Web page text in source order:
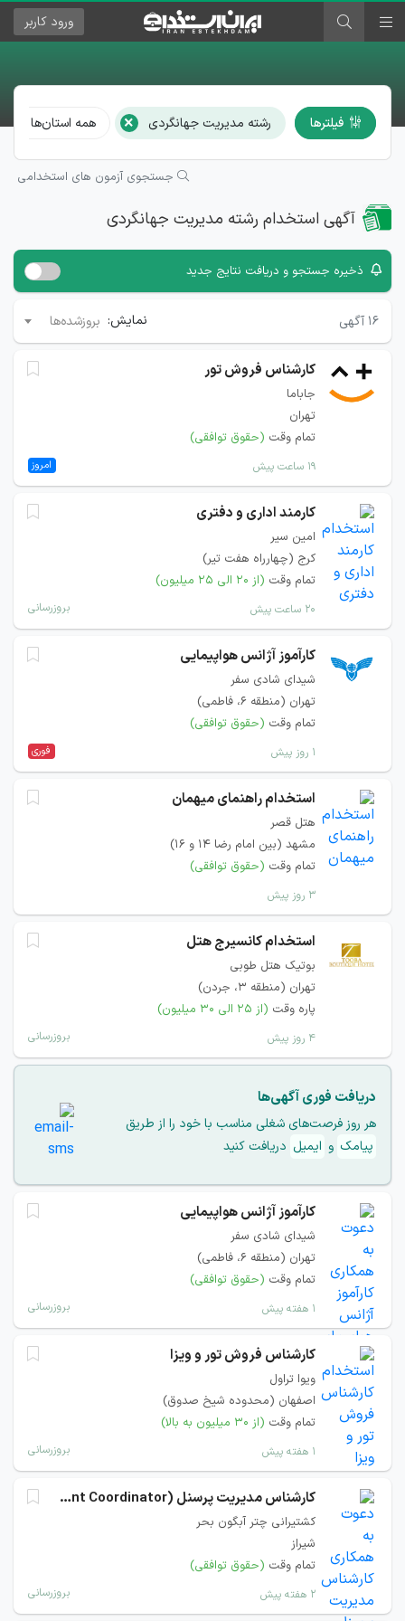
ورود کاربر
فیلترها رشته مدیریت جهانگردی × همه استان‌ها و
جستجوی آزمون های استخدامی
آگهی استخدام رشته مدیریت جهانگردی
ذخیره جستجو و دریافت نتایج جدید
۱۶ آگهی نمایش: بروزشده‌ها
کارشناس فروش تور
جاباما
تهران
تمام وقت (حقوق توافقی)
۱۹ ساعت پیش امروز
کارمند اداری و دفتری
امین سیر
کرج (چهارراه هفت تیر)
تمام وقت (از ۲۰ الی ۲۵ میلیون)
۲۰ ساعت پیش بروزرسانی
کارآموز آژانس هواپیمایی
شیدای شادی سفر
تهران (منطقه ۶، فاطمی)
تمام وقت (حقوق توافقی)
۱ روز پیش فوری
استخدام راهنمای میهمان
هتل قصر
مشهد (بین امام رضا 14 و 16)
تمام وقت (حقوق توافقی)
۳ روز پیش
استخدام کانسیرج هتل
بوتیک هتل طوبی
تهران (منطقه ۳، جردن)
پاره وقت (از ۲۵ الی ۳۰ میلیون)
۴ روز پیش بروزرسانی
دریافت فوری آگهی‌ها
هر روز فرصت‌های شغلی مناسب با خود را از طریق
پیامک و ایمیل دریافت کنید
کارآموز آژانس هواپیمایی
شیدای شادی سفر
تهران (منطقه ۶، فاطمی)
تمام وقت (حقوق توافقی)
۱ هفته پیش بروزرسانی
کارشناس فروش تور و ویزا
ویوا تراول
اصفهان (محدوده شیخ صدوق)
تمام وقت (از ۳۰ میلیون به بالا)
۱ هفته پیش بروزرسانی
کارشناس مدیریت پرسنل (Crew Management Coordinator)
کشتیرانی چتر آبگون بحر
شیراز
تمام وقت (حقوق توافقی)
۲ هفته پیش بروزرسانی